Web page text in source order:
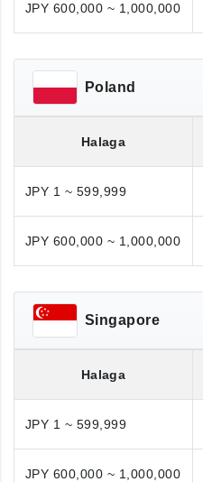
JPY 600,000 ~ 1,000,000
Poland
Halaga
JPY 1 ~ 599,999
JPY 600,000 ~ 1,000,000
Singapore
Halaga
JPY 1 ~ 599,999
JPY 600,000 ~ 1,000,000